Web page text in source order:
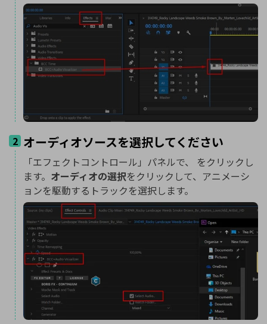
2 オーディオソースを選択してください
「エフェクトコントロール」パネルで、 をクリックし
ます。 オーディオの選択をクリックして、アニメーシ
ョンを駆動するトラックを選択します。